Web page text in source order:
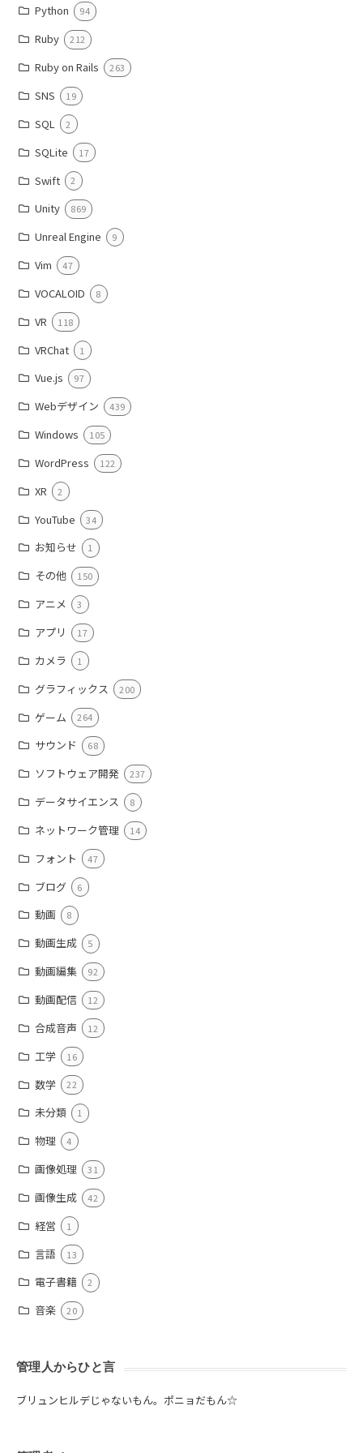
Python 94
Ruby 212
Ruby on Rails 263
SNS 19
SQL 2
SQLite 17
Swift 2
Unity 869
Unreal Engine 9
Vim 47
VOCALOID 8
VR 118
VRChat 1
Vue.js 97
Webデザイン 439
Windows 105
WordPress 122
XR 2
YouTube 34
お知らせ 1
その他 150
アニメ 3
アプリ 17
カメラ 1
グラフィックス 200
ゲーム 264
サウンド 68
ソフトウェア開発 237
データサイエンス 8
ネットワーク管理 14
フォント 47
ブログ 6
動画 8
動画生成 5
動画編集 92
動画配信 12
合成音声 12
工学 16
数学 22
未分類 1
物理 4
画像処理 31
画像生成 42
経営 1
言語 13
電子書籍 2
音楽 20
管理人からひと言
ブリュンヒルデじゃないもん。ポニョだもん☆